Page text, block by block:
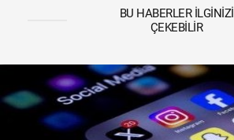
BU HABERLER İLGINIZI
ÇEKEBILIR